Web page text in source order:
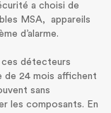
a choisi de
MSA, appareils
d’alarme.
ces détecteurs
de 24 mois affichent
sans
les composants. En